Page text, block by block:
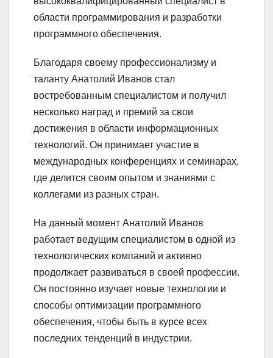
области программирования и разработки
программного обеспечения.
Благодаря своему профессионализму и
таланту Анатолий Иванов стал
востребованным специалистом и получил
несколько наград и премий за свои
достижения в области информационных
технологий. Он принимает участие в
международных конференциях и семинарах,
где делится своим опытом и знаниями с
коллегами из разных стран.
На данный момент Анатолий Иванов
работает ведущим специалистом в одной из
технологических компаний и активно
продолжает развиваться в своей профессии.
Он постоянно изучает новые технологии и
способы оптимизации программного
обеспечения, чтобы быть в курсе всех
последних тенденций в индустрии.